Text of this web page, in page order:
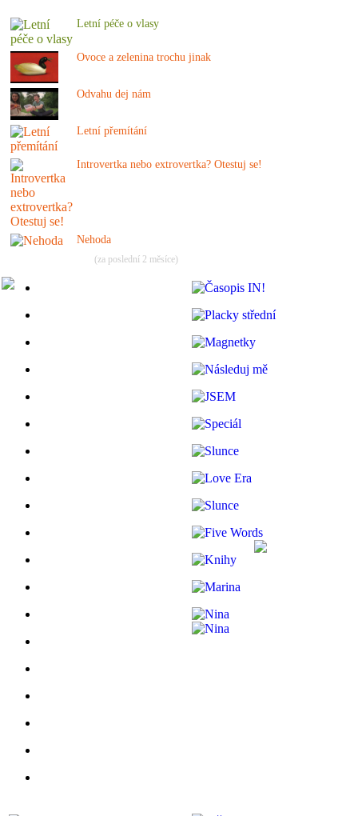
Letní péče o vlasy
Ovoce a zelenina trochu jinak
Odvahu dej nám
Letní přemítání
Introvertka nebo extrovertka? Otestuj se!
Nehoda
(za poslední 2 měsíce)